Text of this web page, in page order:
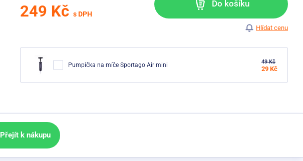
249 Kč s DPH
Do košíku
Hlídat cenu
Pumpička na míče Sportago Air mini 49 Kč
29 Kč
Přejít k nákupu